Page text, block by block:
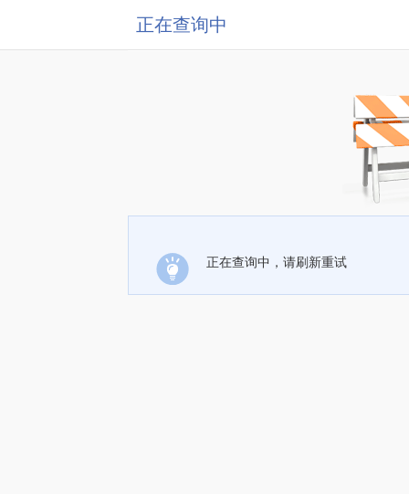
正在查询中
正在查询中，请刷新重试